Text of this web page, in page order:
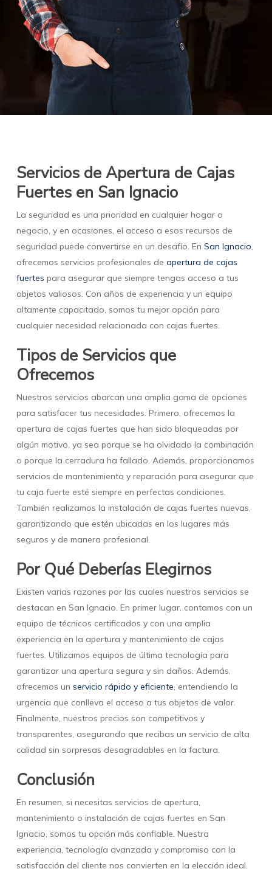
Servicios de Apertura de Cajas
Fuertes en San Ignacio
La seguridad es una prioridad en cualquier hogar o
negocio, y en ocasiones, el acceso a esos recursos de
seguridad puede convertirse en un desafío. En San Ignacio,
ofrecemos servicios profesionales de apertura de cajas
fuertes para asegurar que siempre tengas acceso a tus
objetos valiosos. Con años de experiencia y un equipo
altamente capacitado, somos tu mejor opción para
cualquier necesidad relacionada con cajas fuertes.
Tipos de Servicios que
Ofrecemos
Nuestros servicios abarcan una amplia gama de opciones
para satisfacer tus necesidades. Primero, ofrecemos la
apertura de cajas fuertes que han sido bloqueadas por
algún motivo, ya sea porque se ha olvidado la combinación
o porque la cerradura ha fallado. Además, proporcionamos
servicios de mantenimiento y reparación para asegurar que
tu caja fuerte esté siempre en perfectas condiciones.
También realizamos la instalación de cajas fuertes nuevas,
garantizando que estén ubicadas en los lugares más
seguros y de manera profesional.
Por Qué Deberías Elegirnos
Existen varias razones por las cuales nuestros servicios se
destacan en San Ignacio. En primer lugar, contamos con un
equipo de técnicos certificados y con una amplia
experiencia en la apertura y mantenimiento de cajas
fuertes. Utilizamos equipos de última tecnología para
garantizar una apertura segura y sin daños. Además,
ofrecemos un servicio rápido y eficiente, entendiendo la
urgencia que conlleva el acceso a tus objetos de valor.
Finalmente, nuestros precios son competitivos y
transparentes, asegurando que recibas un servicio de alta
calidad sin sorpresas desagradables en la factura.
Conclusión
En resumen, si necesitas servicios de apertura,
mantenimiento o instalación de cajas fuertes en San
Ignacio, somos tu opción más confiable. Nuestra
experiencia, tecnología avanzada y compromiso con la
satisfacción del cliente nos convierten en la elección ideal.